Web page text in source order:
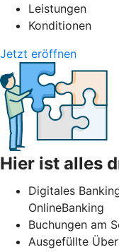
Leistungen
Konditionen
Jetzt eröffnen
Hier ist alles
Digitales
OnlineBanking
Buchungen am
Ausgefüllte